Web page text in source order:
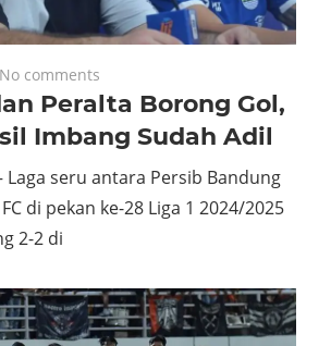
No comments
Peralta Borong Gol,
Imbang Sudah Adil
– Laga seru antara Persib Bandung
di pekan ke-28 Liga 1 2024/2025
2-2 di